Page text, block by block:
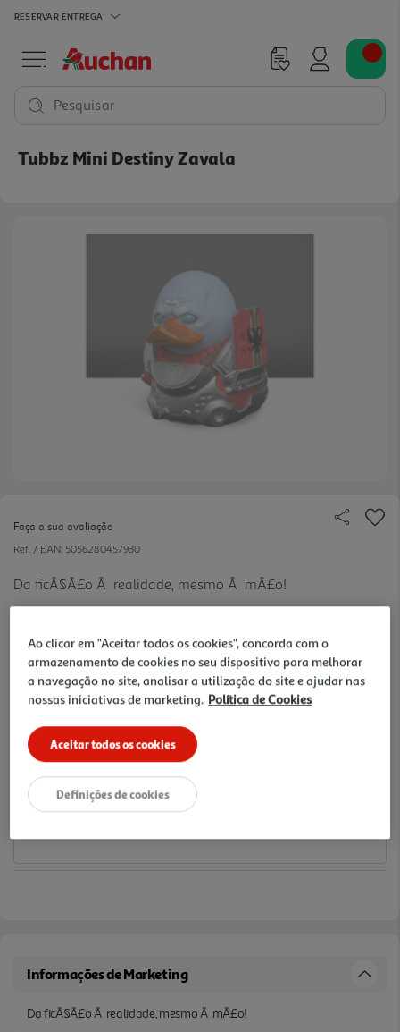
RESERVAR ENTREGA
Pesquisar
Tubbz Mini Destiny Zavala
Faça a sua avaliação
Ref. / EAN: 5056280457930
Da ficÃ§Ã£o Ã realidade, mesmo Ã mÃ£o!
8,99 €
Notas de preparação
Informações de Marketing
Da ficÃ§Ã£o Ã realidade, mesmo Ã mÃ£o!
Ao clicar em "Aceitar todos os cookies", concorda com o
armazenamento de cookies no seu dispositivo para melhorar
a navegação no site, analisar a utilização do site e ajudar nas
nossas iniciativas de marketing. Política de Cookies
Aceitar todos os cookies
Definições de cookies